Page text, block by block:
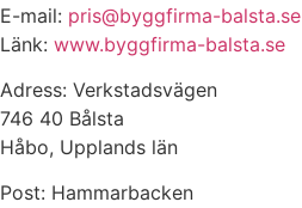
E-mail: pris@byggfirma-balsta.se
Länk: www.byggfirma-balsta.se
Adress: Verkstadsvägen
746 40 Bålsta
Håbo, Upplands län
Post: Hammarbacken